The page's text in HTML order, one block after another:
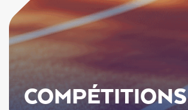
COMPÉTITIONS